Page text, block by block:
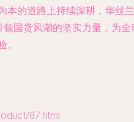
本的道路上持续深耕，华丝兰
领国货风潮的坚实力量，为全
87.html